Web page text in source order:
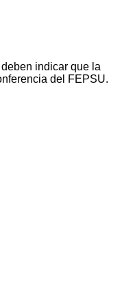
indicar que la
del FEPSU.